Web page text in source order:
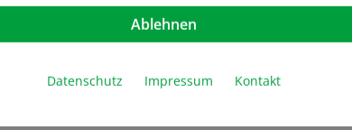
Ablehnen
Datenschutz Impressum Kontakt